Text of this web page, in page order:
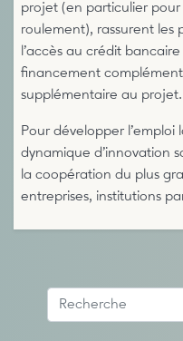
projet (en particulier
roulement), rassurent les
l’accès au crédit
financement
supplémentaire au projet.
Pour développer l’emploi
dynamique d’innovation
la coopération du plus
entreprises, institutions